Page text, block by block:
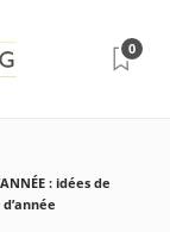
0
: idées de